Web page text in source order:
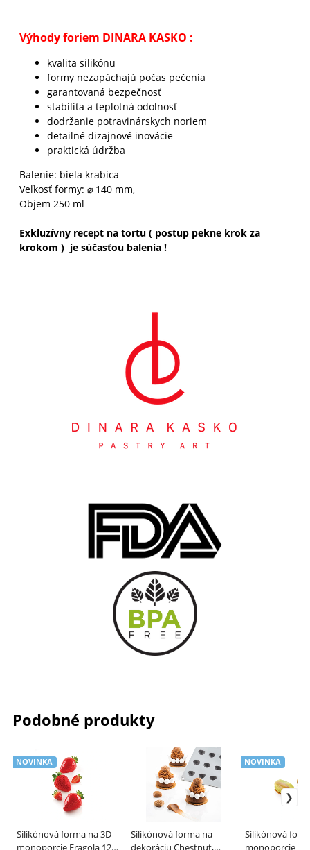
Výhody foriem DINARA KASKO :
kvalita silikónu
formy nezapáchajú počas pečenia
garantovaná bezpečnosť
stabilita a teplotná odolnosť
dodržanie potravinárskych noriem
detailné dizajnové inovácie
praktická údržba
Balenie: biela krabica
Veľkosť formy: ⌀ 140 mm,
Objem 250 ml
Exkluzívny recept na tortu ( postup pekne krok za
krokom ) je súčasťou balenia !
Podobné produkty
Silikónová forma na 3D
monoporcie Fragola 120,
NOVINKA
Silikónová forma na
dekoráciu Chestnut,
Silikónová
monoporcie
NOVINKA